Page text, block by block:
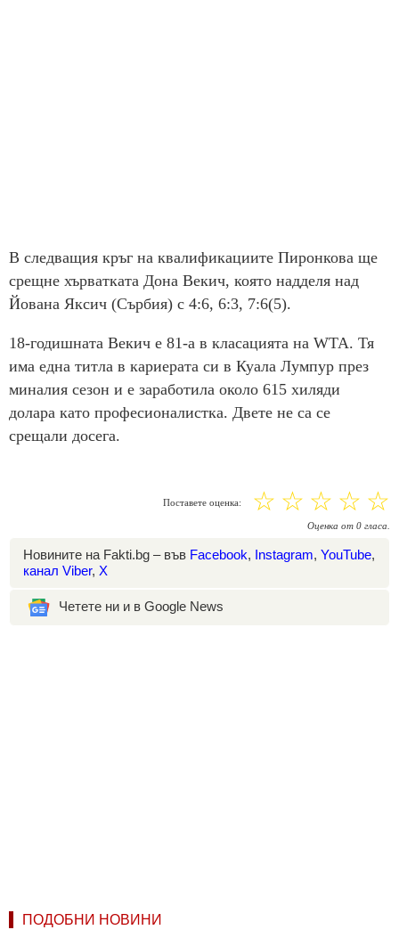
В следващия кръг на квалификациите Пиронкова ще
срещне хърватката Дона Векич, която надделя над
Йована Яксич (Сърбия) с 4:6, 6:3, 7:6(5).
18-годишната Векич е 81-а в класацията на WТА. Тя
има една титла в кариерата си в Куала Лумпур през
миналия сезон и е заработила около 615 хиляди
долара като професионалистка. Двете не са се
срещали досега.
Поставете оценка: ☆
☆
☆
☆
☆
Оценка от 0 гласа.
Новините на Fakti.bg – във Facebook, Instagram, YouTube,
канал Viber, X
Четете ни и в Google News
ПОДОБНИ НОВИНИ